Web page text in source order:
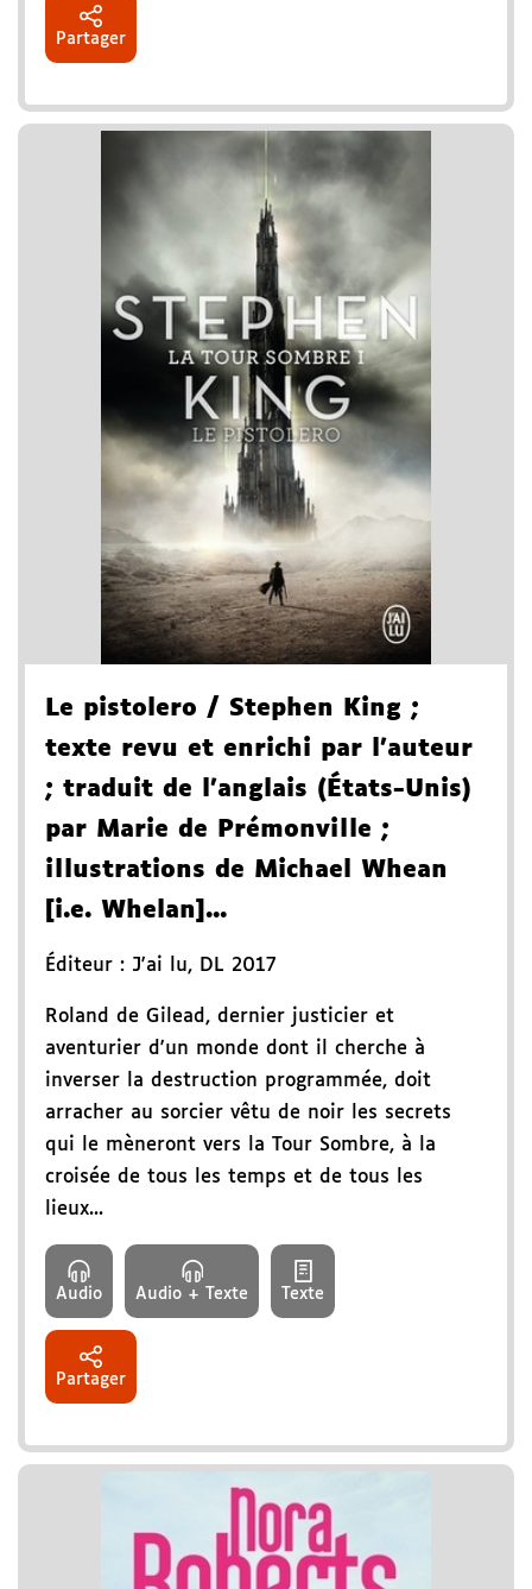
Partager
Le pistolero / Stephen King ;
texte revu et enrichi par l'auteur
; traduit de l'anglais (États-Unis)
par Marie de Prémonville ;
illustrations de Michael Whean
[i.e. Whelan]...
Éditeur : J'ai lu, DL 2017
Roland de Gilead, dernier justicier et
aventurier d'un monde dont il cherche à
inverser la destruction programmée, doit
arracher au sorcier vêtu de noir les secrets
qui le mèneront vers la Tour Sombre, à la
croisée de tous les temps et de tous les
lieux...
Audio Audio + Texte Texte
Partager